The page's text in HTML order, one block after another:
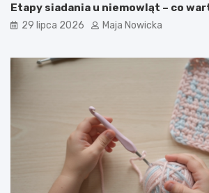
Etapy siadania u niemowląt – co
29 lipca 2026 Maja Nowicka